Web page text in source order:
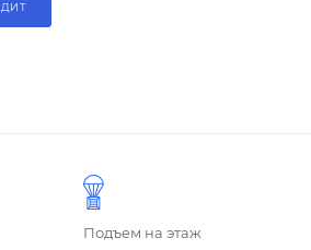
Подъем на этаж